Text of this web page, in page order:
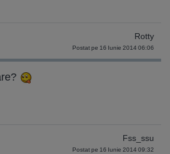
Rotty
Postat pe 16 Iunie 2014 06:06
Fss_ssu
Postat pe 16 Iunie 2014 09:32